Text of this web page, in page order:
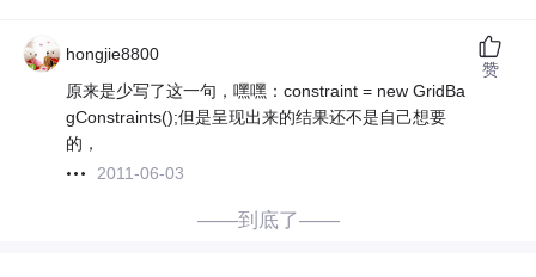
hongjie8800
原来是少写了这一句，嘿嘿：constraint = new GridBa
gConstraints();但是呈现出来的结果还不是自己想要
的，
2011-06-03
赞
——到底了——